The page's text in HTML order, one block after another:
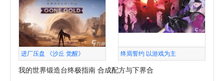
进厂压盘 《沙丘 觉醒》 终焉誓约 以游戏为主
我的世界锻造台终极指南 合成配方与下界合